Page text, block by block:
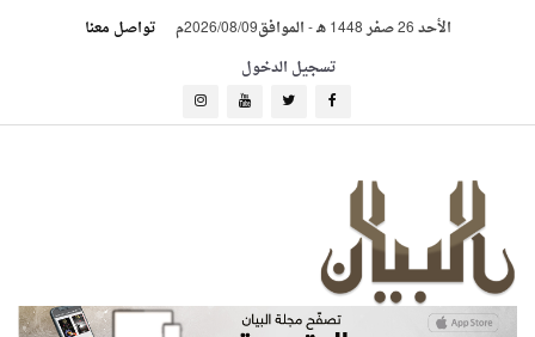
الأحد 26 صفر 1448 هـ -الموافق2026/08/09م
تواصل معنا
تسجيل الدخول